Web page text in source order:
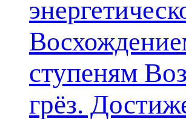
ступеням
грёз.